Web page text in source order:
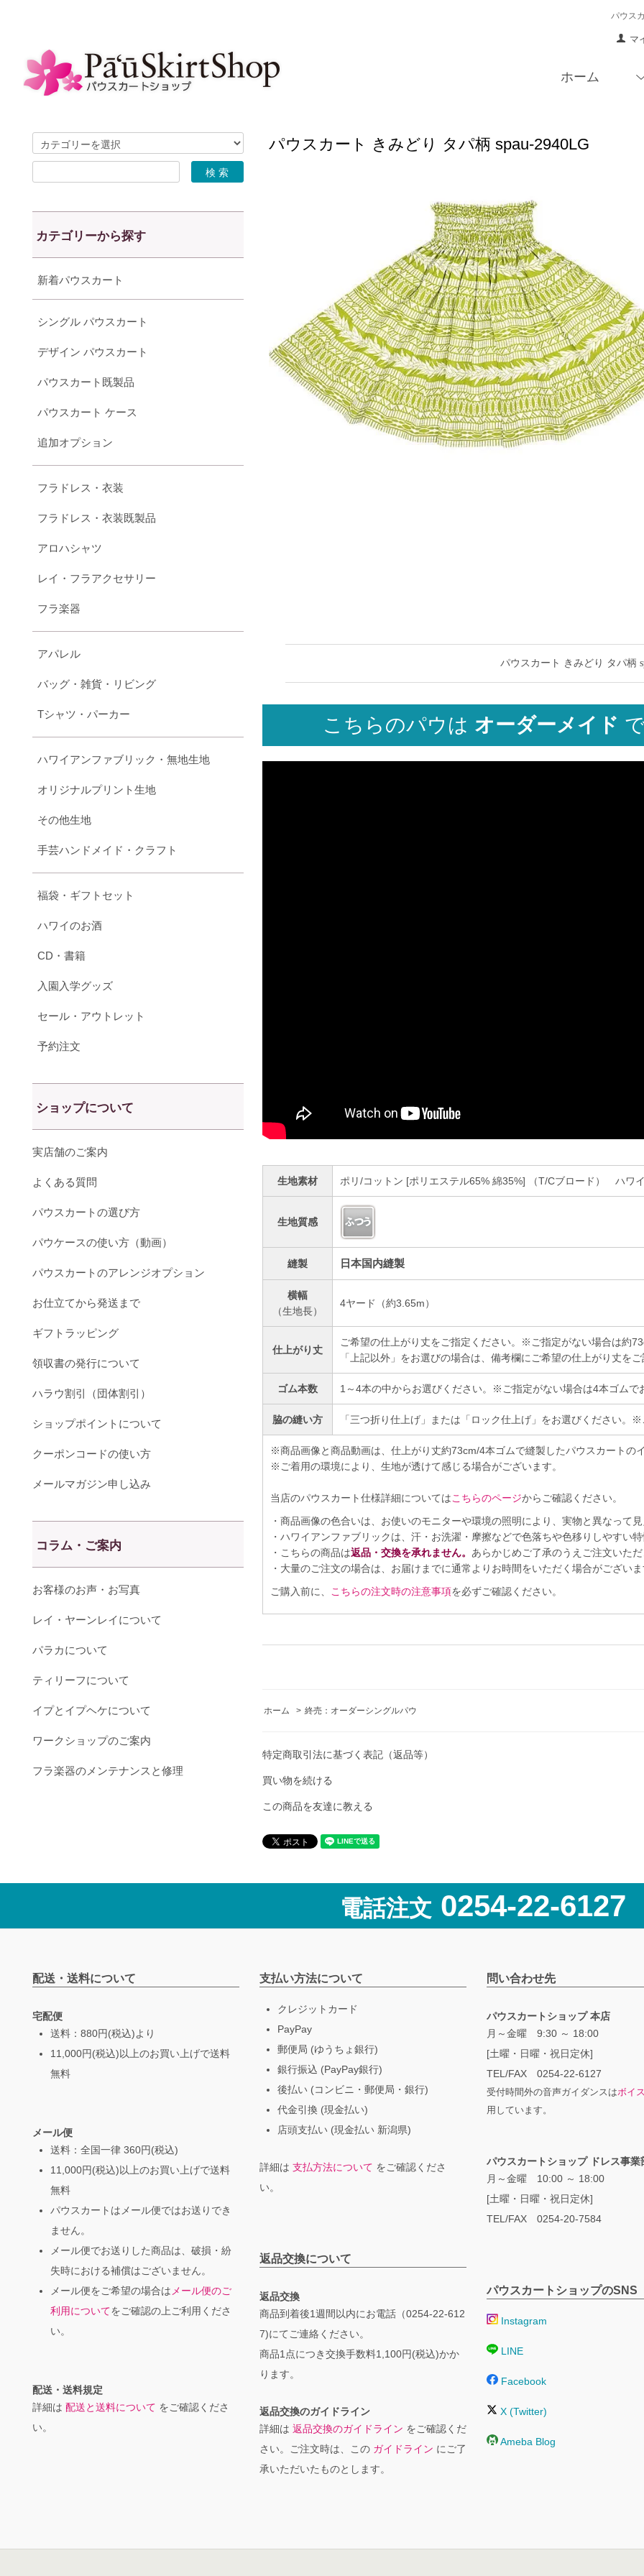
パウス
マ
ホーム
パウスカート きみどり タパ柄 spau-2940LG
パウスカート きみどり タパ柄
こちらのパウは オーダーメイド
生地素材 ポリ/コットン [ポリエステル65% 綿35%] （T/Cブロード） ハワ
生地質感
縫製 日本国内縫製
横幅
（生地長）
4ヤード（約3.65m）
仕上がり丈
ご希望の仕上がり丈をご指定ください。※ご指定がない場合は約
「上記以外」をお選びの場合は、備考欄にご希望の仕上がり丈をご
ゴム本数 1～4本の中からお選びください。※ご指定がない場合は4本ゴムで
脇の縫い方 「三つ折り仕上げ」または「ロック仕上げ」をお選びください。
※商品画像と商品動画は、仕上がり丈約73cm/4本ゴムで縫製したパウスカートのイ
※ご着用の環境により、生地が透けて感じる場合がございます。
当店のパウスカート仕様詳細についてはこちらのページからご確認ください。
・商品画像の色合いは、お使いのモニターや環境の照明により、実物と異なって見
・ハワイアンファブリックは、汗・お洗濯・摩擦などで色落ちや色移りしやすい
・こちらの商品は返品・交換を承れません。 あらかじめご了承のうえご注文いた
・大量のご注文の場合は、お届けまでに通常よりお時間をいただく場合がございま
ご購入前に、
こちらの注文時の注意事項を必ずご確認ください。
ホーム > 終売：オーダーシングルパウ
特定商取引法に基づく表記（返品等）
買い物を続ける
この商品を友達に教える
カテゴリーから探す
新着パウスカート
シングル パウスカート
デザイン パウスカート
パウスカート既製品
パウスカート ケース
追加オプション
フラドレス・衣装
フラドレス・衣装既製品
アロハシャツ
レイ・フラアクセサリー
フラ楽器
アパレル
バッグ・雑貨・リビング
Tシャツ・パーカー
ハワイアンファブリック・無地生地
オリジナルプリント生地
その他生地
手芸ハンドメイド・クラフト
福袋・ギフトセット
ハワイのお酒
CD・書籍
入園入学グッズ
セール・アウトレット
予約注文
ショップについて
実店舗のご案内
よくある質問
パウスカートの選び方
パウケースの使い方（動画）
パウスカートのアレンジオプション
お仕立てから発送まで
ギフトラッピング
領収書の発行について
ハラウ割引（団体割引）
ショップポイントについて
クーポンコードの使い方
メールマガジン申し込み
コラム・ご案内
お客様のお声・お写真
レイ・ヤーンレイについて
パラカについて
ティリーフについて
イプとイプヘケについて
ワークショップのご案内
フラ楽器のメンテナンスと修理
電話注文 0254-22-6127
配送・送料について
宅配便
送料：880円(税込)より
11,000円(税込)以上のお買い上げで送料
無料
メール便
送料：全国一律 360円(税込)
11,000円(税込)以上のお買い上げで送料
無料
パウスカートはメール便ではお送りでき
ません。
メール便でお送りした商品は、破損・紛
失時における補償はございません。
メール便をご希望の場合はメール便のご
利用についてをご確認の上ご利用くださ
い。
配送・送料規定
詳細は 配送と送料について をご確認くださ
い。
支払い方法について
クレジットカード
PayPay
郵便局 (ゆうちょ銀行)
銀行振込 (PayPay銀行)
後払い (コンビニ・郵便局・銀行)
代金引換 (現金払い)
店頭支払い (現金払い 新潟県)
詳細は 支払方法について をご確認くださ
い。
問い合わせ先
パウスカートショップ 本店
月～金曜 9:30 ～ 18:00
[土曜・日曜・祝日定休]
TEL/FAX 0254-22-6127
受付時間外の音声ガイダンスはボイ
用しています。
パウスカートショップ ドレス事業
月～金曜 10:00 ～ 18:00
[土曜・日曜・祝日定休]
TEL/FAX 0254-20-7584
返品交換について
返品交換
商品到着後1週間以内にお電話（0254-22-612
7)にてご連絡ください。
商品1点につき交換手数料1,100円(税込)かか
ります。
返品交換のガイドライン
詳細は 返品交換のガイドライン をご確認くだ
さい。ご注文時は、この ガイドライン にご了
承いただいたものとします。
パウスカートショップのSNS
Instagram
LINE
Facebook
X (Twitter)
Ameba Blog